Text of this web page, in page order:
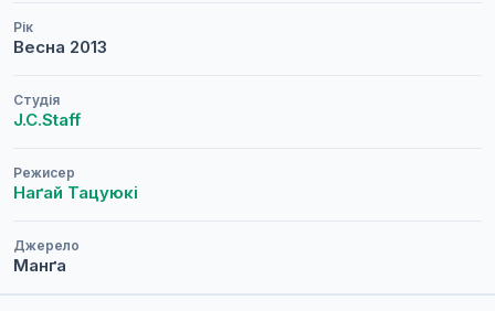
Рік
Весна 2013
Студія
J.C.Staff
Режисер
Наґай Тацуюкі
Джерело
Манґа